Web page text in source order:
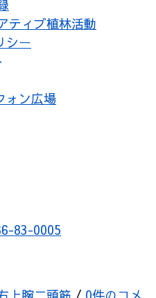
ティブ植林活動
シー
ォン広場
83-0005